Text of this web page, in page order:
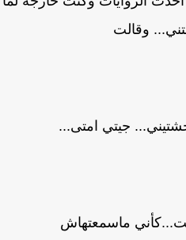
وقالت
جيتي امتى...
ماسمعتهاش